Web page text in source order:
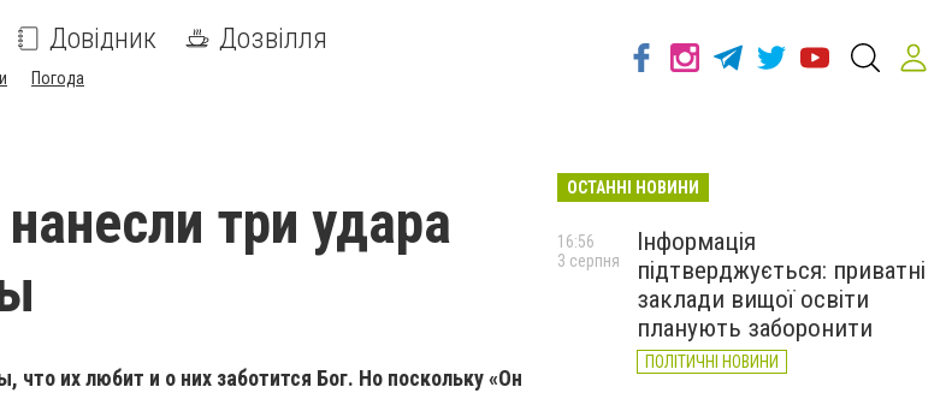
Довідник Дозвілля
Погода
три удара
их любит и о них заботится Бог. Но поскольку «Он
ОСТАННІ НОВИНИ
Інформація
підтверджується: приватні
заклади вищої освіти
планують заборонити
ПОЛІТИЧНІ НОВИНИ
16:56
3 серпня